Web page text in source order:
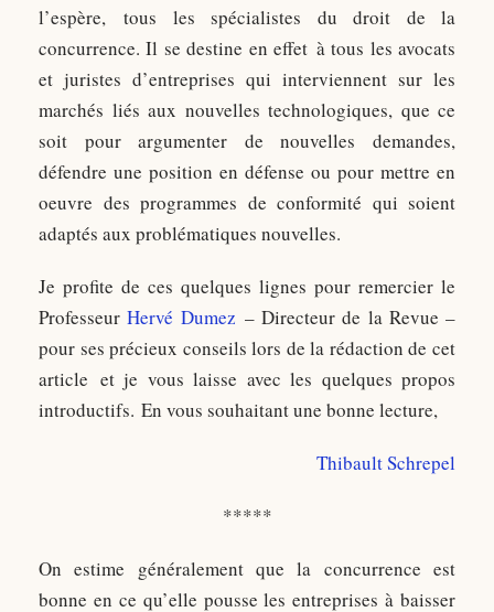
l’espère, tous les spécialistes du droit de la
concurrence. Il se destine en effet à tous les avocats
et juristes d’entreprises qui interviennent sur les
marchés liés aux nouvelles technologiques, que ce
soit pour argumenter de nouvelles demandes,
défendre une position en défense ou pour mettre en
oeuvre des programmes de conformité qui soient
adaptés aux problématiques nouvelles.
Je profite de ces quelques lignes pour remercier le
ProfesseurHervé Dumez – Directeur de la Revue –
pour ses précieux conseils lors de la rédaction de cet
article et je vous laisse avec les quelques propos
introductifs. En vous souhaitant une bonne lecture,
Thibault Schrepel
*****
On estime généralement que la concurrence est
bonne en ce qu’elle pousse les entreprises à baisser